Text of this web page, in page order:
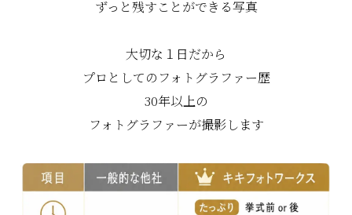
ずっと残すことができる写真
大切な１日だから
プロとしてのフォトグラファー歴
30年以上の
フォトグラファーが撮影します